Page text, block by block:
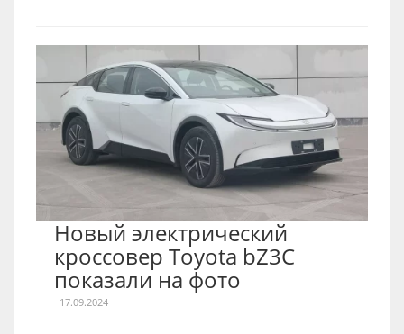
Новый электрический
кроссовер Toyota bZ3C
показали на фото
17.09.2024